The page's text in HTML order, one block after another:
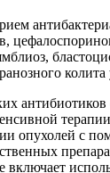
колита
опухолей с
включает